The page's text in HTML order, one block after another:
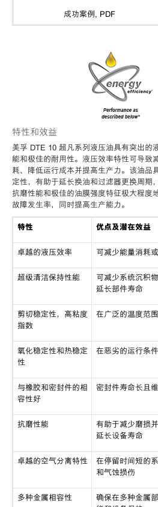
成功案例, PDF
特性和效益
美孚 DTE 10 超凡系列液压油具有突出的
能和极佳的耐用性。液压效率特性可导致
耗、降低运行成本并提高生产力。该油品
定性，有助于延长换油和过滤器更换周期
抗磨性能和极佳的油膜强度特征极大程度
故障发生率，同时提高生产能力。
特性 优点及潜在效益
卓越的液压效率 可减少能量消耗
超级清洁保持性能
可减少系统沉积
延长部件寿命
剪切稳定性，高粘度
指数
在广泛的温度范
氧化稳定性和热稳定
性
在恶劣的运行条
与橡胶和密封件的相
容性好
密封件寿命长且
抗磨性能
有助于减少磨损
延长设备寿命
卓越的空气分离特性
在停留时间短的
和气蚀损伤
多种金属相容性
确保在多种金属